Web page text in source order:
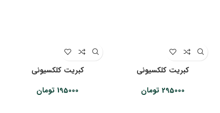
کبریت کلکسیونی
295000 تومان
کبریت کلکسیونی
195000 تومان